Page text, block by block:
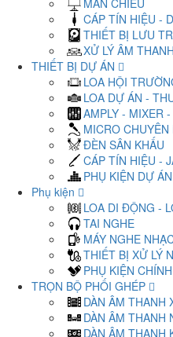
MÀN CHIẾU
CÁP TÍN HIỆU -
THIẾT BỊ LƯU
XỬ LÝ ÂM
THIẾT BỊ DỰ ÁN
LOA HỘI
LOA DỰ ÁN -
AMPLY - MIXER
MICRO CHUYÊN
ĐÈN SÂN KHẤU
CÁP TÍN HIỆU -
PHỤ KIỆN DỰ
Phụ kiện
LOA DI ĐỘNG -
TAI NGHE
MÁY NGHE
THIẾT BỊ XỬ LÝ
PHỤ KIỆN
TRỌN BỘ PHỐI GHÉP
DÀN ÂM THANH
DÀN ÂM THANH
DÀN ÂM THANH